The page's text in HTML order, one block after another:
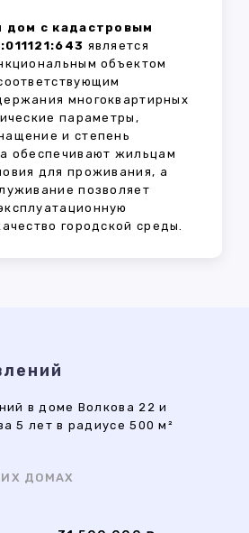
дом с кадастровым
является
объектом
многоквартирных
параметры,
и степень
обеспечивают жильцам
для проживания, а
позволяет
городской среды.
в доме Волкова 22 и
5 лет в радиусе 500 м²
ДОМАХ